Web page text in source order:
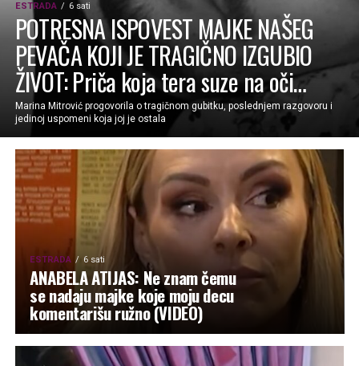
ESTRADA 6 sati
POTRESNA ISPOVEST MAJKE NAŠEG
PEVAČA KOJI JE TRAGIČNO IZGUBIO
ŽIVOT: Priča koja tera suze na oči…
Marina Mitrović progovorila o tragičnom gubitku, poslednjem razgovoru i
jedinoj uspomeni koja joj je ostala
ESTRADA 6 sati
ANABELA ATIJAS: Ne znam čemu
se nadaju majke koje moju decu
komentarišu ružno (VIDEO)